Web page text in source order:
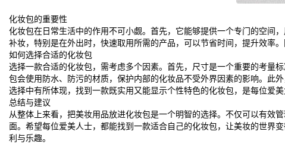
化妆包的重要性
化妆包在日常生活中的作用不可小觑。首先，它能够提供一个专门的空间
补妆，特别是在外出时，快速取用所需的产品，可以节省时间，提升效率
如何选择合适的化妆包
选择一款合适的化妆包，需考虑多个因素。首先，尺寸是一个重要的考量
包会使用防水、防污的材质，保护内部的化妆品不受外界因素的影响。此
选择中有所体现，找到一款既实用又能显示个性特色的化妆包，是每位爱美
总结与建议
从整体上来看，把美妆用品放进化妆包是一个明智的选择。不仅可以有效
面。希望每位爱美人士，都能找到一款适合自己的化妆包，让美妆的世界
利与乐趣。